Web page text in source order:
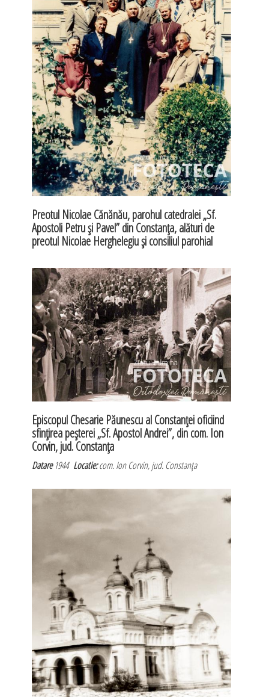
Preotul Nicolae Cănănău, parohul catedralei „Sf.
Apostoli Petru şi Pavel” din Constanţa, alături de
preotul Nicolae Herghelegiu şi consiliul parohial
Episcopul Chesarie Păunescu al Constanţei oficiind
sfinţirea peşterei „Sf. Apostol Andrei”, din com. Ion
Corvin, jud. Constanţa
Datare1944Locatie:com. Ion Corvin, jud. Constanţa